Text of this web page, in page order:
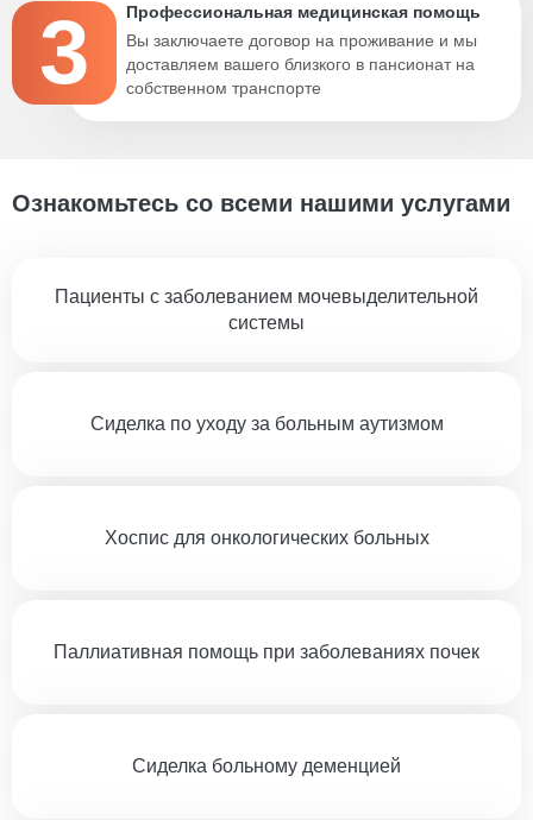
3
Профессиональная медицинская помощь
Вы заключаете договор на проживание и мы
доставляем вашего близкого в пансионат на
собственном транспорте
Ознакомьтесь со всеми нашими услугами
Пациенты с заболеванием мочевыделительной
системы
Сиделка по уходу за больным аутизмом
Хоспис для онкологических больных
Паллиативная помощь при заболеваниях почек
Сиделка больному деменцией